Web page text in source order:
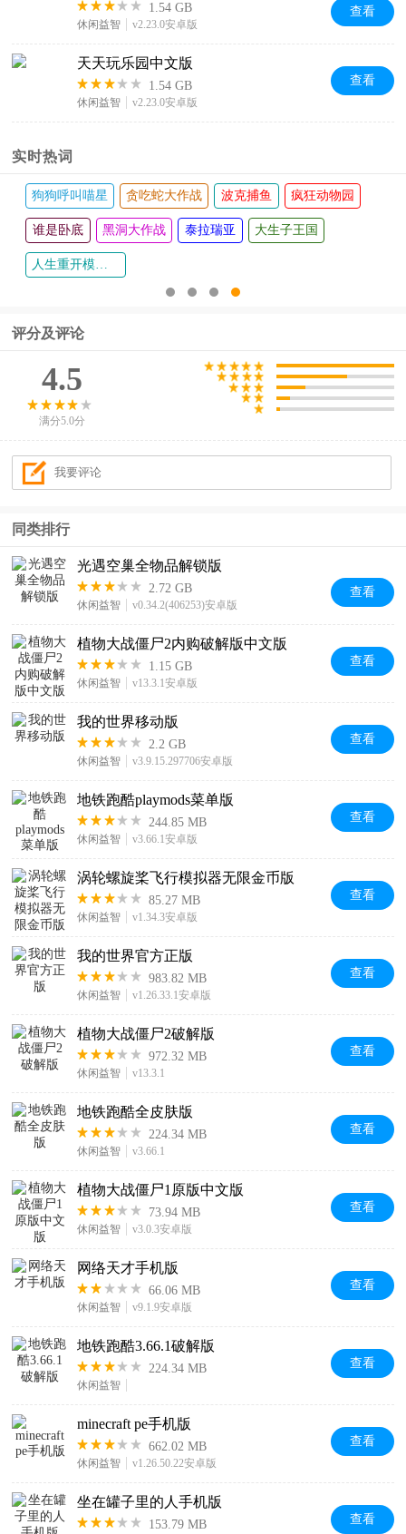
1.54 GB
休闲益智 v2.23.0安卓版
查看
天天玩乐园中文版
1.54 GB
休闲益智 v2.23.0安卓版
查看
实时热词
狗狗呼叫喵星 贪吃蛇大作战 波克捕鱼 疯狂动物园
谁是卧底 黑洞大作战 泰拉瑞亚 大生子王国
人生重开模拟器
评分及评论
4.5
满分5.0分
同类排行
光遇空巢全物品解锁版
2.72 GB
休闲益智 v0.34.2(406253)安卓版
查看
植物大战僵尸2内购破解版中文版
1.15 GB
休闲益智 v13.3.1安卓版
查看
我的世界移动版
2.2 GB
休闲益智 v3.9.15.297706安卓版
查看
地铁跑酷playmods菜单版
244.85 MB
休闲益智 v3.66.1安卓版
查看
涡轮螺旋桨飞行模拟器无限金币版
85.27 MB
休闲益智 v1.34.3安卓版
查看
我的世界官方正版
983.82 MB
休闲益智 v1.26.33.1安卓版
查看
植物大战僵尸2破解版
972.32 MB
休闲益智 v13.3.1
查看
地铁跑酷全皮肤版
224.34 MB
休闲益智 v3.66.1
查看
植物大战僵尸1原版中文版
73.94 MB
休闲益智 v3.0.3安卓版
查看
网络天才手机版
66.06 MB
休闲益智 v9.1.9安卓版
查看
地铁跑酷3.66.1破解版
224.34 MB
休闲益智
查看
minecraft pe手机版
662.02 MB
休闲益智 v1.26.50.22安卓版
查看
坐在罐子里的人手机版
153.79 MB 查看